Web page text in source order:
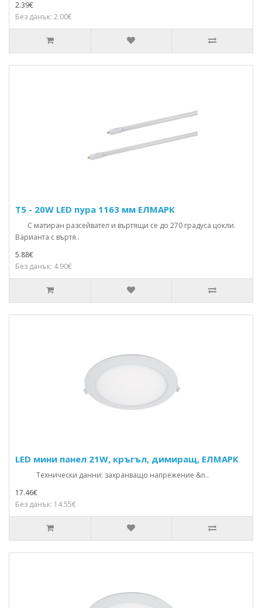
2.39€
Без данък: 2.00€
T5 - 20W LED пура 1163 мм ЕЛМАРК
С матиран разсейвател и въртящи се до 270 градуса цокли.
Варианта с въртя..
5.88€
Без данък: 4.90€
LED мини панел 21W, кръгъл, димиращ, ЕЛМАРК
Технически данни: захранващо напрежение &n..
17.46€
Без данък: 14.55€